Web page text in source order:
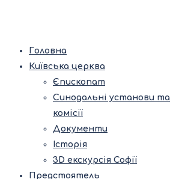
Головна
Київська церква
Єпископат
Синодальні установи та
комісії
Документи
Історія
3D екскурсія Софії
Предстоятель